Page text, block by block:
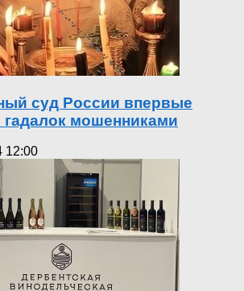
суд России впервые
гадалок мошенниками
12:00